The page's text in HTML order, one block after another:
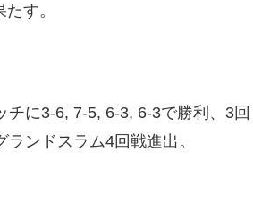
たす。
に3-6, 7-5, 6-3, 6-3で勝利、3回
ンドスラム4回戦進出。